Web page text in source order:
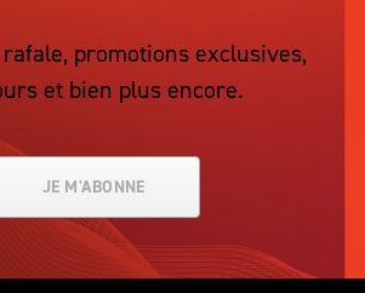
promotions exclusives,
et bien plus encore.
JE M'ABONNE